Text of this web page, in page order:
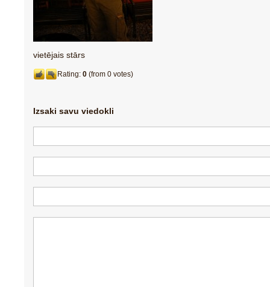
vietējais stārs
Rating: 0 (from 0 votes)
Izsaki savu viedokli